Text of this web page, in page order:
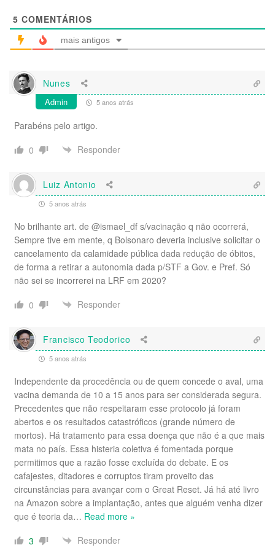
5 COMENTÁRIOS
mais antigos
Nunes
Admin 5 anos atrás
Parabéns pelo artigo.
0
Responder
Luiz Antonio
5 anos atrás
No brilhante art. de @ismael_df s/vacinação q não ocorrerá,
Sempre tive em mente, q Bolsonaro deveria inclusive solicitar o
cancelamento da calamidade pública dada redução de óbitos,
de forma a retirar a autonomia dada p/STF a Gov. e Pref. Só
não sei se incorrerei na LRF em 2020?
0
Responder
Francisco Teodorico
5 anos atrás
Independente da procedência ou de quem concede o aval, uma
vacina demanda de 10 a 15 anos para ser considerada segura.
Precedentes que não respeitaram esse protocolo já foram
abertos e os resultados catastróficos (grande número de
mortos). Há tratamento para essa doença que não é a que mais
mata no país. Essa histeria coletiva é fomentada porque
permitimos que a razão fosse excluída do debate. E os
cafajestes, ditadores e corruptos tiram proveito das
circunstâncias para avançar com o Great Reset. Já há até livro
na Amazon sobre a implantação, antes que alguém venha dizer
que é teoria da… Read more »
3
Responder